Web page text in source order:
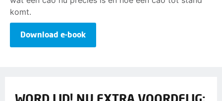
komt.
Download e-book